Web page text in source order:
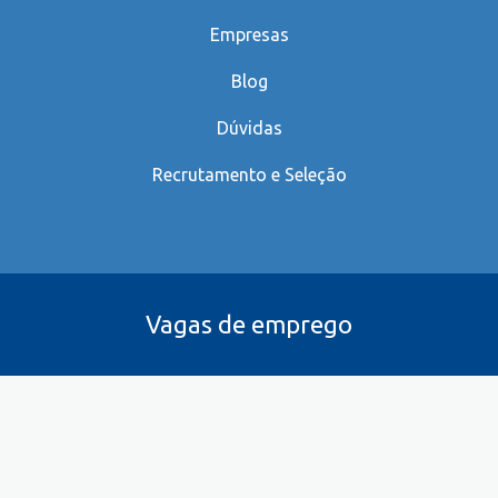
Empresas
Blog
Dúvidas
Recrutamento e Seleção
Vagas de emprego